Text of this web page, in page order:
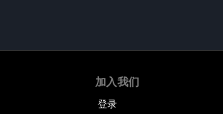
加入我们
登录